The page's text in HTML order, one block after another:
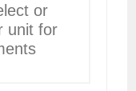
or
unit for